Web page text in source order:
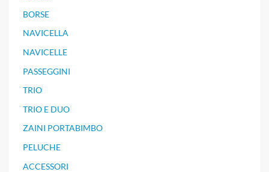
BORSE
NAVICELLA
NAVICELLE
PASSEGGINI
TRIO
TRIO E DUO
ZAINI PORTABIMBO
PELUCHE
ACCESSORI